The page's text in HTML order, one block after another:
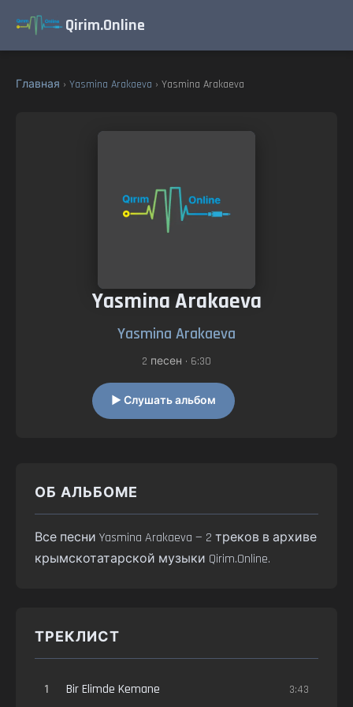
Qirim.Online
Главная › Yasmina Arakaeva › Yasmina Arakaeva
Yasmina Arakaeva
Yasmina Arakaeva
2 песен • 6:30
▶ Слушать альбом
ОБ АЛЬБОМЕ
Все песни Yasmina Arakaeva — 2 треков в архиве
крымскотатарской музыки Qirim.Online.
ТРЕКЛИСТ
1 Bir Elimde Kemane 3:43